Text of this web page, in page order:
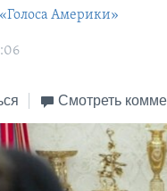
Америки»
Смотреть